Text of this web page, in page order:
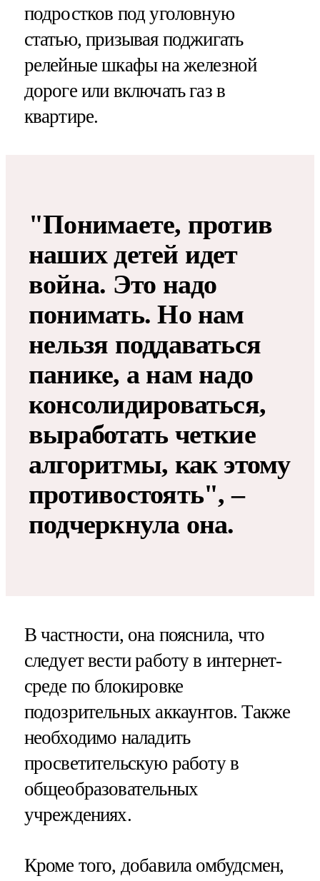
подростков под уголовную
статью, призывая поджигать
релейные шкафы на железной
дороге или включать газ в
квартире.
"Понимаете, против
наших детей идет
война. Это надо
понимать. Но нам
нельзя поддаваться
панике, а нам надо
консолидироваться,
выработать четкие
алгоритмы, как этому
противостоять", –
подчеркнула она.
В частности, она пояснила, что
следует вести работу в интернет-
среде по блокировке
подозрительных аккаунтов. Также
необходимо наладить
просветительскую работу в
общеобразовательных
учреждениях.
Кроме того, добавила омбудсмен,